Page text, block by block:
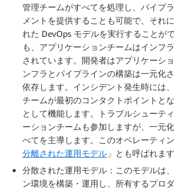
管理チームがすべてを処理し、パイプ
メントを提供することも可能で、それ
れた DevOps モデルを実行することが
も、アプリケーションチームはインフ
されています。開発者はアプリケーシ
ンフラとパイプラインの構築は一元化
依存します。インシデント発生時には
チームが最初のコンタクトポイントと
として機能します。トラブルシューテ
ーションチームも参加しますが、一元
べてを主導します。このオペレーティ
分離された運用モデル 」とも呼ばれます
分散された運用モデル：このモデルは
ン環境を構築・運用し、所有するプロ